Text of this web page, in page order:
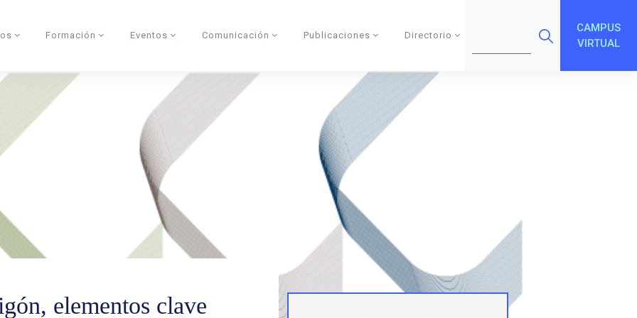
Formación Eventos Comunicación Publicaciones Directorio
CAMPUS
VIRTUAL
elementos clave